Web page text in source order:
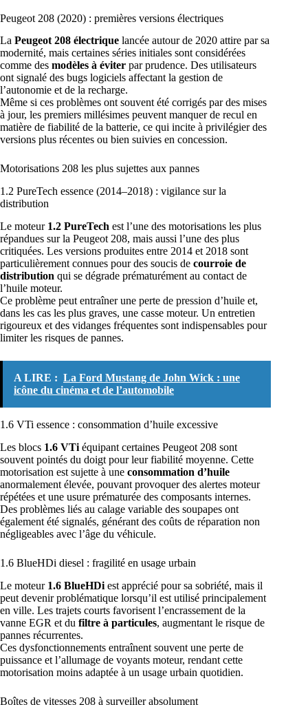
Peugeot 208 (2020) : premières versions électriques
La Peugeot 208 électrique lancée autour de 2020 attire par sa
modernité, mais certaines séries initiales sont considérées
comme des modèles à éviter par prudence. Des utilisateurs
ont signalé des bugs logiciels affectant la gestion de
l’autonomie et de la recharge.
Même si ces problèmes ont souvent été corrigés par des mises
à jour, les premiers millésimes peuvent manquer de recul en
matière de fiabilité de la batterie, ce qui incite à privilégier des
versions plus récentes ou bien suivies en concession.
Motorisations 208 les plus sujettes aux pannes
1.2 PureTech essence (2014–2018) : vigilance sur la
distribution
Le moteur 1.2 PureTech est l’une des motorisations les plus
répandues sur la Peugeot 208, mais aussi l’une des plus
critiquées. Les versions produites entre 2014 et 2018 sont
particulièrement connues pour des soucis de courroie de
distribution qui se dégrade prématurément au contact de
l’huile moteur.
Ce problème peut entraîner une perte de pression d’huile et,
dans les cas les plus graves, une casse moteur. Un entretien
rigoureux et des vidanges fréquentes sont indispensables pour
limiter les risques de pannes.
A LIRE : La Ford Mustang de John Wick : une
icône du cinéma et de l’automobile
1.6 VTi essence : consommation d’huile excessive
Les blocs 1.6 VTi équipant certaines Peugeot 208 sont
souvent pointés du doigt pour leur fiabilité moyenne. Cette
motorisation est sujette à une consommation d’huile
anormalement élevée, pouvant provoquer des alertes moteur
répétées et une usure prématurée des composants internes.
Des problèmes liés au calage variable des soupapes ont
également été signalés, générant des coûts de réparation non
négligeables avec l’âge du véhicule.
1.6 BlueHDi diesel : fragilité en usage urbain
Le moteur 1.6 BlueHDi est apprécié pour sa sobriété, mais il
peut devenir problématique lorsqu’il est utilisé principalement
en ville. Les trajets courts favorisent l’encrassement de la
vanne EGR et du filtre à particules, augmentant le risque de
pannes récurrentes.
Ces dysfonctionnements entraînent souvent une perte de
puissance et l’allumage de voyants moteur, rendant cette
motorisation moins adaptée à un usage urbain quotidien.
Boîtes de vitesses 208 à surveiller absolument